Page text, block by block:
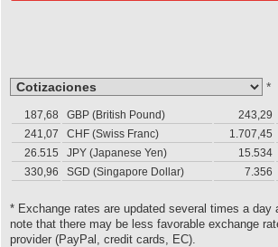
*
187,68 GBP (British Pound) 243,29
241,07
CHF (Swiss Franc) 1.707,45
26.515
JPY (Japanese Yen) 15.534
330,96
SGD (Singapore Dollar) 7.356
* Exchange rates are updated several times a day
note that there may be less favorable exchange
provider (PayPal, credit cards, EC).